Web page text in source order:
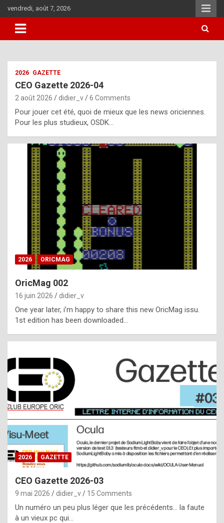
to
content
vendredi, août 7, 2026
i
u
l
y
d
i
ff
i
l
t
t
s
t
a
s
i
e
f
2026 GAZETTE
CEO Gazette 2026-04
2 août 2026 didier_v 6 Comments
Pour jouer cet été, quoi de mieux que les news oriciennes.
Pour les plus studieux, OSDK…
2026 ORICMAG
OricMag 002
16 juin 2026 didier_v
One year later, i’m happy to share this new OricMag issu.
1st edition has been downloaded…
2026 GAZETTE
CEO Gazette 2026-03
9 mai 2026 didier_v 15 Comments
Un numéro un peu plus léger que les précédents… la faute
à un vieux pc qui…